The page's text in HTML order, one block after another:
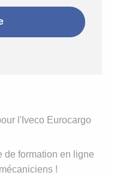
l'Iveco Eurocargo
de formation en ligne
!